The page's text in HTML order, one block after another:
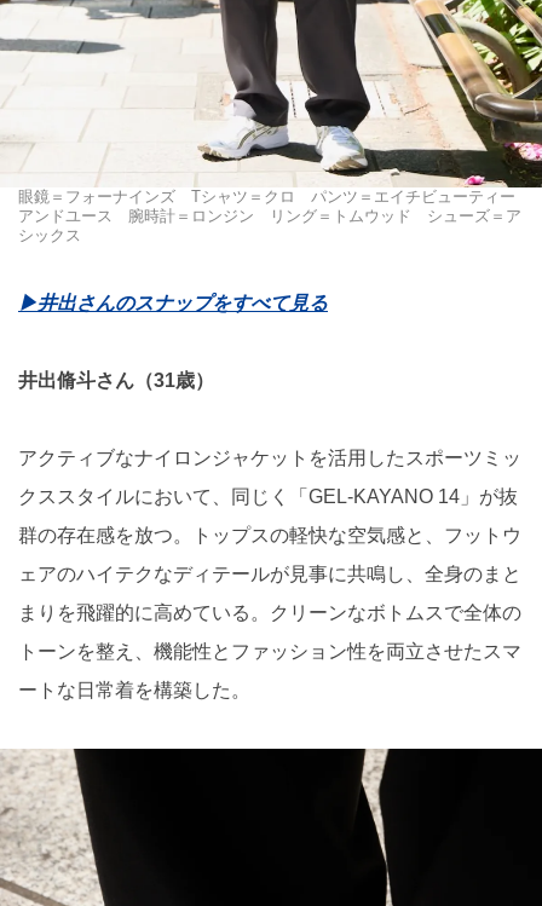
眼鏡＝フォーナインズ Tシャツ＝クロ パンツ＝エイチビューティー
アンドユース 腕時計＝ロンジン リング＝トムウッド シューズ＝ア
シックス
▶︎井出さんのスナップをすべて見る
井出脩斗さん（31歳）
アクティブなナイロンジャケットを活用したスポーツミッ
クススタイルにおいて、同じく「GEL-KAYANO 14」が抜
群の存在感を放つ。トップスの軽快な空気感と、フットウ
ェアのハイテクなディテールが見事に共鳴し、全身のまと
まりを飛躍的に高めている。クリーンなボトムスで全体の
トーンを整え、機能性とファッション性を両立させたスマ
ートな日常着を構築した。